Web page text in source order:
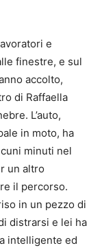
e
finestre, e sul
accolto,
di Raffaella
L’auto,
in moto, ha
minuti nel
un altro
il percorso.
in un pezzo di
distrarsi e lei ha
intelligente ed